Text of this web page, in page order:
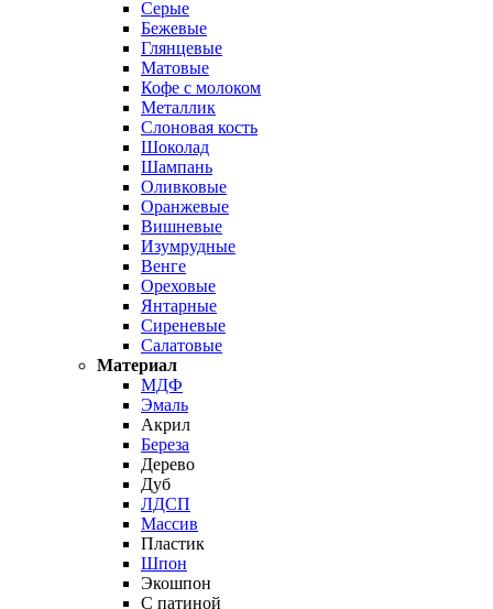
Серые
Бежевые
Глянцевые
Матовые
Кофе с молоком
Металлик
Слоновая кость
Шоколад
Шампань
Оливковые
Оранжевые
Вишневые
Изумрудные
Венге
Ореховые
Янтарные
Сиреневые
Салатовые
Материал
МДФ
Эмаль
Акрил
Береза
Дерево
Дуб
ЛДСП
Массив
Пластик
Шпон
Экошпон
С патиной